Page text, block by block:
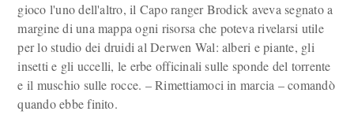
gioco l'uno dell'altro, il Capo ranger Brodick aveva segnato a
margine di una mappa ogni risorsa che poteva rivelarsi utile
per lo studio dei druidi al Derwen Wal: alberi e piante, gli
insetti e gli uccelli, le erbe officinali sulle sponde del torrente
e il muschio sulle rocce. – Rimettiamoci in marcia – comandò
quando ebbe finito.